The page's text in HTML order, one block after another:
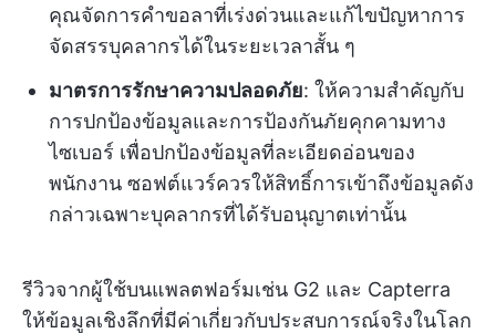
คุณจัดการคำขอลาที่เร่งด่วนและแก้ไขปัญหาการ
จัดสรรบุคลากรได้ในระยะเวลาสั้น ๆ
มาตรการรักษาความปลอดภัย: ให้ความสำคัญกับ
การปกป้องข้อมูลและการป้องกันภัยคุกคามทาง
ไซเบอร์ เพื่อปกป้องข้อมูลที่ละเอียดอ่อนของ
พนักงาน ซอฟต์แวร์ควรให้สิทธิ์การเข้าถึงข้อมูลดัง
กล่าวเฉพาะบุคลากรที่ได้รับอนุญาตเท่านั้น
รีวิวจากผู้ใช้บนแพลตฟอร์มเช่น G2 และ Capterra
ให้ข้อมูลเชิงลึกที่มีค่าเกี่ยวกับประสบการณ์จริงในโลก